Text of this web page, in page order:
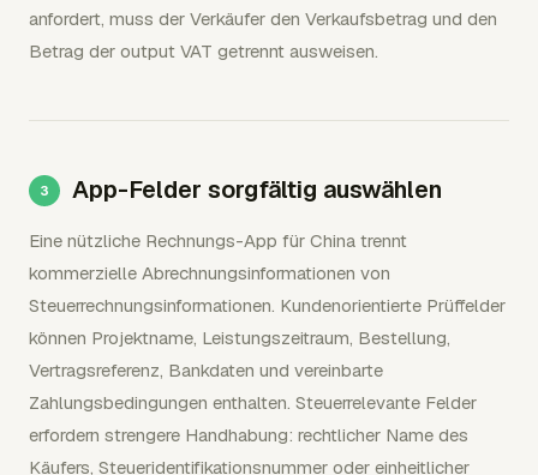
anfordert, muss der Verkäufer den Verkaufsbetrag und den
Betrag der output VAT getrennt ausweisen.
App-Felder sorgfältig auswählen
Eine nützliche Rechnungs-App für China trennt
kommerzielle Abrechnungsinformationen von
Steuerrechnungsinformationen. Kundenorientierte Prüffelder
können Projektname, Leistungszeitraum, Bestellung,
Vertragsreferenz, Bankdaten und vereinbarte
Zahlungsbedingungen enthalten. Steuerrelevante Felder
erfordern strengere Handhabung: rechtlicher Name des
Käufers, Steueridentifikationsnummer oder einheitlicher